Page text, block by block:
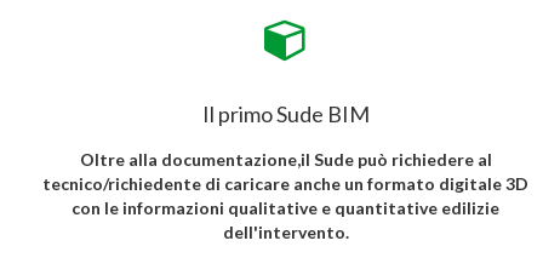
Il primo Sude BIM
Oltre alla documentazione,il Sude può richiedere al
tecnico/richiedente di caricare anche un formato digitale 3D
con le informazioni qualitative e quantitative edilizie
dell'intervento.